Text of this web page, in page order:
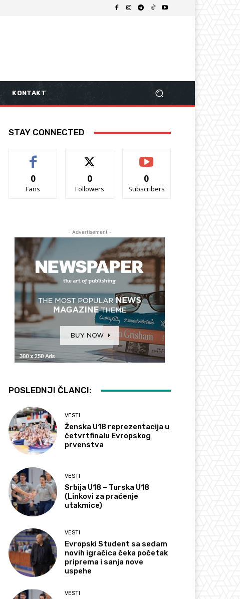
KONTAKT
STAY CONNECTED
0
Fans
0
Followers
0
Subscribers
- Advertisement -
POSLEDNJI ČLANCI:
VESTI
Ženska U18 reprezentacija u
četvrtfinalu Evropskog
prvenstva
VESTI
Srbija U18 – Turska U18
(Linkovi za praćenje
utakmice)
VESTI
Evropski Student sa sedam
novih igračica čeka početak
priprema i sanja nove
uspehe
VESTI